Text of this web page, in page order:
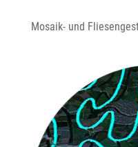
Mosaik- und